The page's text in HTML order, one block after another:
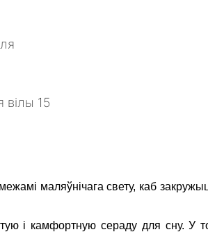
маляўнічага свету, каб
і камфортную сераду для сну. У